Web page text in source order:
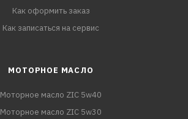
Как оформить заказ
Как записаться на сервис
МОТОРНОЕ МАСЛО
Моторное масло ZIC 5w40
Моторное масло ZIC 5w30